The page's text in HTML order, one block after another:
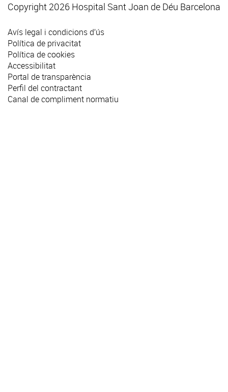
Copyright 2026 Hospital Sant Joan de Déu Barcelona
Avís legal i condicions d’ús
Política de privacitat
Política de cookies
Accessibilitat
Portal de transparència
Perfil del contractant
Canal de compliment normatiu